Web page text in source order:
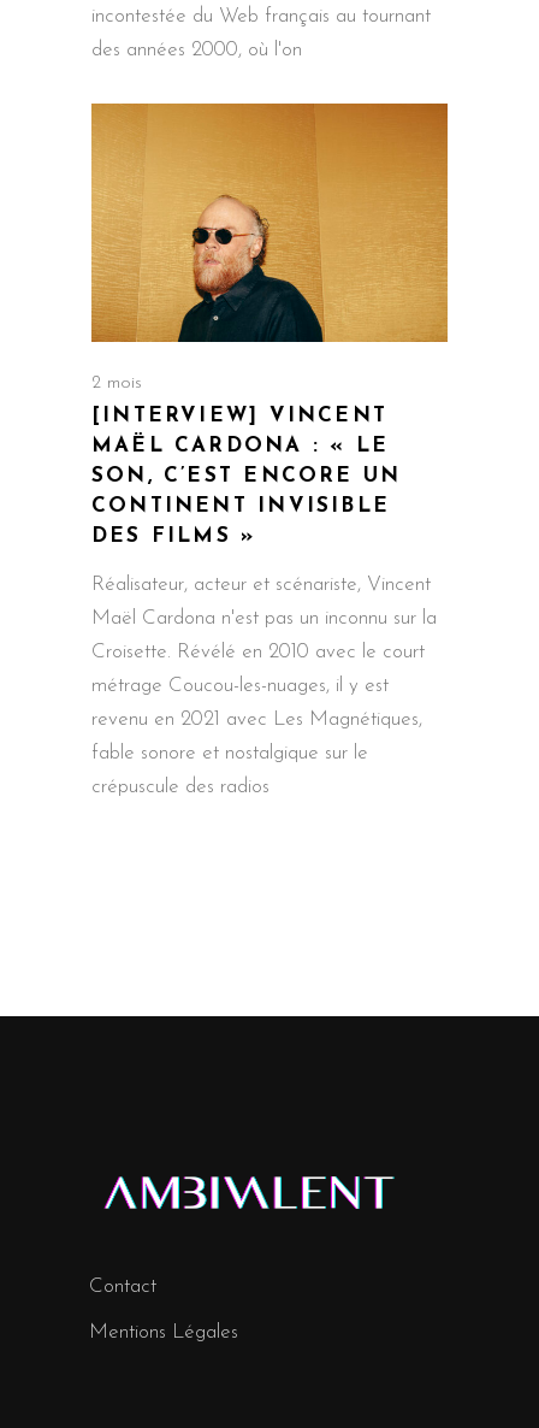
incontestée du Web français au tournant
des années 2000, où l'on
2 mois
[INTERVIEW] VINCENT
MAËL CARDONA : « LE
SON, C’EST ENCORE UN
CONTINENT INVISIBLE
DES FILMS »
Réalisateur, acteur et scénariste, Vincent
Maël Cardona n'est pas un inconnu sur la
Croisette. Révélé en 2010 avec le court
métrage Coucou-les-nuages, il y est
revenu en 2021 avec Les Magnétiques,
fable sonore et nostalgique sur le
crépuscule des radios
Contact
Mentions Légales